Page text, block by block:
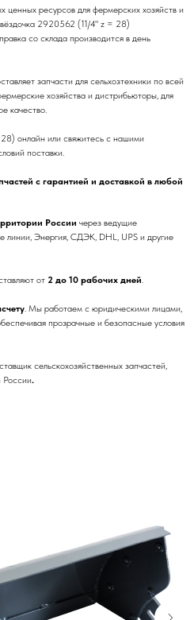
ресурсов для фермерских хозяйств и
2920562 (11/4" z = 28)
со склада производится в день
запчасти для сельхозтехники по всей
хозяйства и дистрибьюторы, для
качество.
онлайн или свяжитесь с нашими
поставки.
с гарантией и доставкой в любой
России через ведущие
Энергия, СДЭК, DHL, UPS и другие
от 2 до 10 рабочих дней.
. Мы работаем с юридическими лицами,
прозрачные и безопасные условия
сельскохозяйственных запчастей,
России.